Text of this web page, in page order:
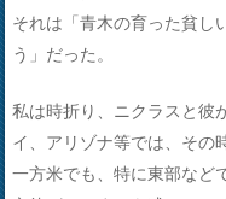
それは「青木の育った貧し
う」だった。
私は時折り、ニクラスと彼
イ、アリゾナ等では、その
一方米でも、特に東部など